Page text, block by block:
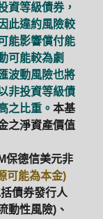
資等級債券，
此違約風險較
能影響償付能
可能較為劇
波動風險也將
非投資等級債
之比重。 本基
之淨資產價值
保德信美元非
可能為本金)
債券發行人
動性風險)、